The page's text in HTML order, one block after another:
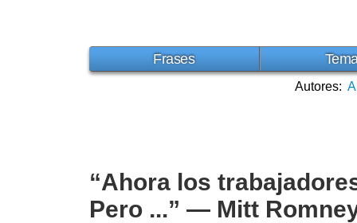
Frases
Autores: A
“Ahora los
Pero ...” — Mitt